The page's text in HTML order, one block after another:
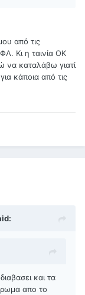
από τις
Κι η ταινία ΟΚ
να καταλάβω γιατί
κάποια από τις
και τα
απο το